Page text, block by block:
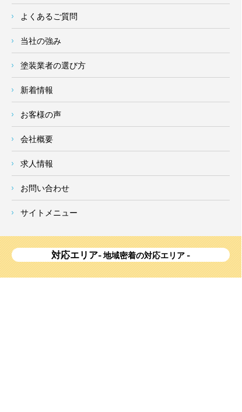
よくあるご質問
当社の強み
塗装業者の選び方
新着情報
お客様の声
会社概要
求人情報
お問い合わせ
サイトメニュー
対応エリア- 地域密着の対応エリア -